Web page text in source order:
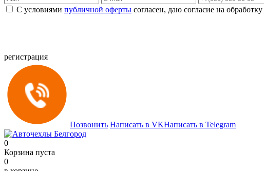
С условиями публичной оферты согласен, даю согласие на обработку
регистрация
Позвонить Написать в VKНаписать в Telegram
0
Корзина пуста
0